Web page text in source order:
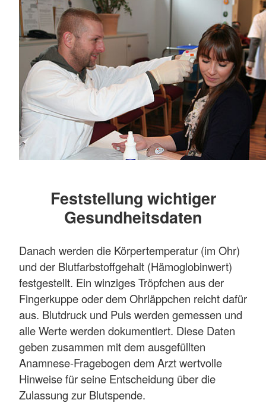
Feststellung wichtiger
Gesundheitsdaten
Danach werden die Körpertemperatur (im Ohr)
und der Blutfarbstoffgehalt (Hämoglobinwert)
festgestellt. Ein winziges Tröpfchen aus der
Fingerkuppe oder dem Ohrläppchen reicht dafür
aus. Blutdruck und Puls werden gemessen und
alle Werte werden dokumentiert. Diese Daten
geben zusammen mit dem ausgefüllten
Anamnese-Fragebogen dem Arzt wertvolle
Hinweise für seine Entscheidung über die
Zulassung zur Blutspende.